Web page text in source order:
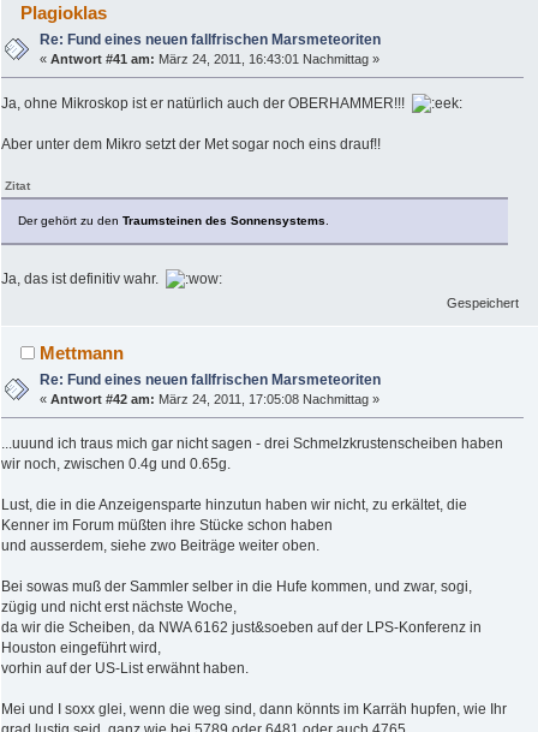
Plagioklas
Re: Fund eines neuen fallfrischen Marsmeteoriten
«Antwort #41 am: März 24, 2011, 16:43:01 Nachmittag »
Ja, ohne Mikroskop ist er natürlich auch der OBERHAMMER!!!
Aber unter dem Mikro setzt der Met sogar noch eins drauf!!
Zitat
Der gehört zu den Traumsteinen des Sonnensystems
Ja, das ist definitiv wahr.
Gespeichert
Mettmann
Re: Fund eines neuen fallfrischen Marsmeteoriten
«Antwort #42 am: März 24, 2011, 17:05:08 Nachmittag »
...uuund ich traus mich gar nicht sagen - drei Schmelzkrustenscheiben haben
wir noch, zwischen 0.4g und 0.65g.
Lust, die in die Anzeigensparte hinzutun haben wir nicht, zu erkältet, die
Kenner im Forum müßten ihre Stücke schon haben
und ausserdem, siehe zwo Beiträge weiter oben.
Bei sowas muß der Sammler selber in die Hufe kommen, und zwar, sogi,
zügig und nicht erst nächste Woche,
da wir die Scheiben, da NWA 6162 just&soeben auf der LPS-Konferenz in
Houston eingeführt wird,
vorhin auf der US-List erwähnt haben.
Mei und I soxx glei, wenn die weg sind, dann könnts im Karräh hupfen, wie Ihr